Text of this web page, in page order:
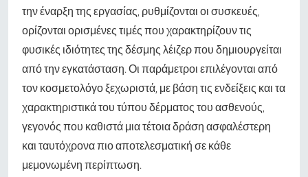
την έναρξη της εργασίας, ρυθμίζονται οι συσκευές,
ορίζονται ορισμένες τιμές που χαρακτηρίζουν τις
φυσικές ιδιότητες της δέσμης λέιζερ που δημιουργείται
από την εγκατάσταση. Οι παράμετροι επιλέγονται από
τον κοσμετολόγο ξεχωριστά, με βάση τις ενδείξεις και τα
χαρακτηριστικά του τύπου δέρματος του ασθενούς,
γεγονός που καθιστά μια τέτοια δράση ασφαλέστερη
και ταυτόχρονα πιο αποτελεσματική σε κάθε
μεμονωμένη περίπτωση.